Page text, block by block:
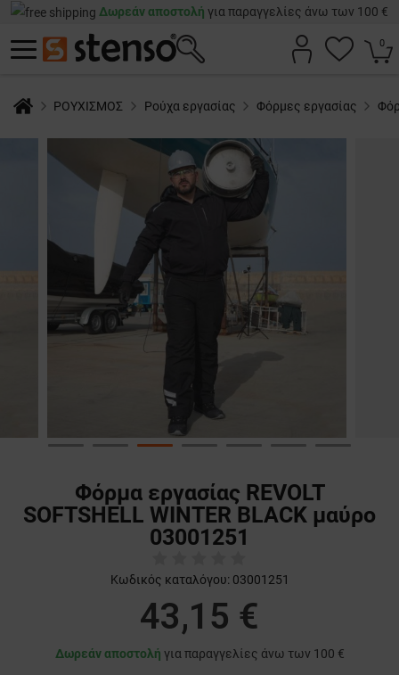
Δωρεάν αποστολή για παραγγελίες άνω των 100 €
0
ΡΟΥΧΙΣΜΟΣ Ρούχα εργασίας Φόρμες εργασίας
Φόρμα εργασίας REVOLT
SOFTSHELL WINTER BLACK μαύρο
03001251
Κωδικός καταλόγου: 03001251
43,15 €
Δωρεάν αποστολή για παραγγελίες άνω των 100 €